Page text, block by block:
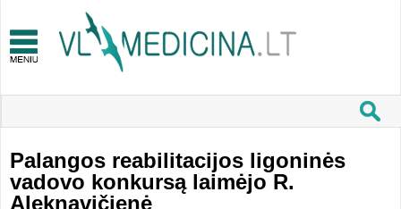
Palangos reabilitacijos ligoninės
vadovo konkursą laimėjo R.
Aleknavičienė